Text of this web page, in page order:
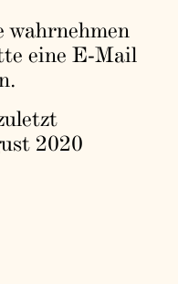
wahrnehmen
eine E-Mail
2020